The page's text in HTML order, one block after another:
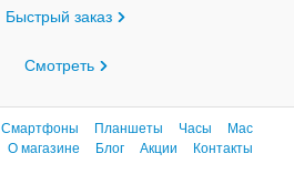
Быстрый заказ
Смотреть
Смартфоны Планшеты Часы
Mac
О магазине
Блог Акции Контакты